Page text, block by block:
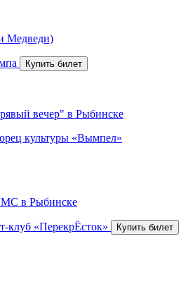
Медведи)
вечер" в Рыбинске
культуры «Вымпел»
в Рыбинске
клуб «ПерекрЁсток»